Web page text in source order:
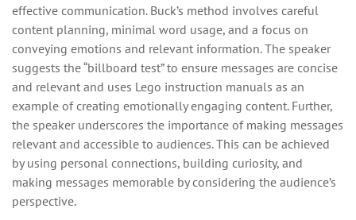
effective communication. Buck’s method involves careful
content planning, minimal word usage, and a focus on
conveying emotions and relevant information. The speaker
suggests the “billboard test” to ensure messages are concise
and relevant and uses Lego instruction manuals as an
example of creating emotionally engaging content. Further,
the speaker underscores the importance of making messages
relevant and accessible to audiences. This can be achieved
by using personal connections, building curiosity, and
making messages memorable by considering the audience’s
perspective.